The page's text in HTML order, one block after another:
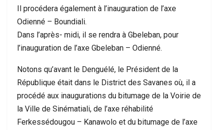
Il procédera également à l’inauguration de l’axe
Odienné – Boundiali.
Dans l’après- midi, il se rendra à Gbeleban, pour
l’inauguration de l’axe Gbeleban – Odienné.
Notons qu’avant le Denguélé, le Président de la
République était dans le District des Savanes où, il a
procédé aux inaugurations du bitumage de la Voirie de
la Ville de Sinématiali, de l’axe réhabilité
Ferkessédougou – Kanawolo et du bitumage de l’axe